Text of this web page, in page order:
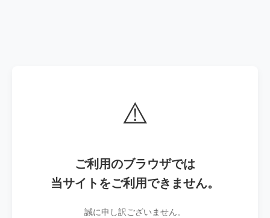
⚠️
ご利用のブラウザでは
当サイトをご利用できません。
誠に申し訳ございません。